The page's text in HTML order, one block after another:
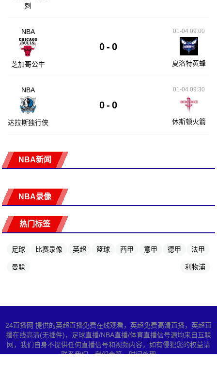
刺
NBA
芝加哥公牛
0 - 0
01-04 09:00
夏洛特黄蜂
NBA
达拉斯独行侠
0 - 0
01-04 09:30
休斯顿火箭
NBA新闻
NBA录像
热门标签
足球 比赛录像 英超 篮球 西甲 意甲 德甲 法甲
曼联 利物浦
24直播网 提供的英超直播免费在线观看，英超免费高清直播，英超直
播在线高清(无插件)，足球直播/NBA直播/体育直播信号源均来自互联
网，我们自身不提供任何直播信号和视频内容，如有侵犯您的权益请
联系我们，我们会第一时间处理